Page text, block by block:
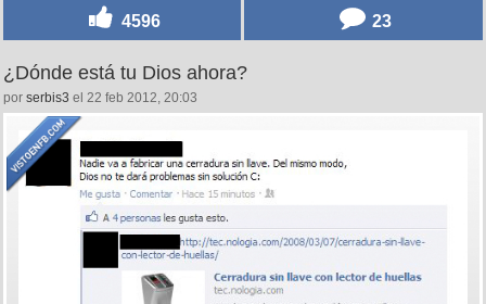
4596 23
¿Dónde está tu Dios ahora?
por serbis3 el 22 feb 2012, 20:03